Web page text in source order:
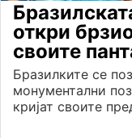
откри
своите
Бразилките се
монументални
кријат своите